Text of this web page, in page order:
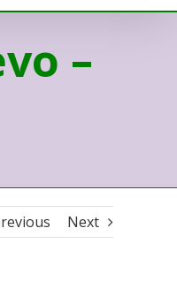
–
Next